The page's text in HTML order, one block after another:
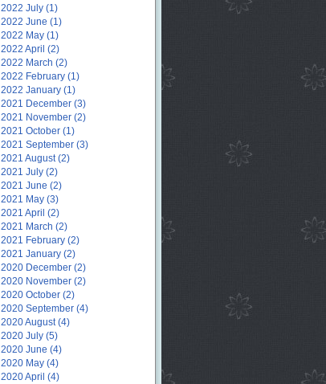
2022 July(1)
2022 June (1)
2022 May(1)
2022 April (2)
2022 March (2)
2022 February(1)
2022 January(1)
2021 December(3)
2021 November(2)
2021 October(1)
2021 September(3)
2021 August(2)
2021 July(2)
2021 June (2)
2021 May(3)
2021 April (2)
2021 March (2)
2021 February(2)
2021 January(2)
2020 December(2)
2020 November(2)
2020 October(2)
2020 September(4)
2020 August(4)
2020 July(5)
2020 June (4)
2020 May(4)
2020 April (4)